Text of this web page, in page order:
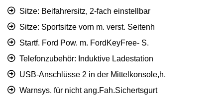
Sitze: Beifahrersitz, 2-fach einstellbar
Sitze: Sportsitze vorn m. verst. Seitenh
Startf. Ford Pow. m. FordKeyFree- S.
Telefonzubehör: Induktive Ladestation
USB-Anschlüsse 2 in der Mittelkonsole,h.
Warnsys. für nicht ang.Fah.Sichertsgurt